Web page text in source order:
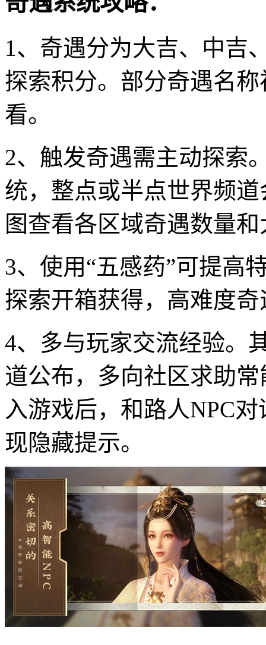
1、奇遇分为大吉、中吉
探索积分。部分奇遇名
看。
2、触发奇遇需主动探索
统，整点或半点世界频
图查看各区域奇遇数量
3、使用“五感药”可提高
探索开箱获得，高难度
4、多与玩家交流经验。
道公布，多向社区求助
入游戏后，和路人NPC
现隐藏提示。